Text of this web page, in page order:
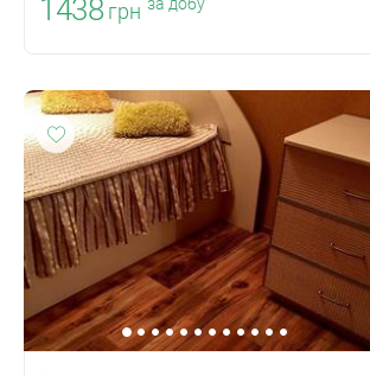
1438 грн